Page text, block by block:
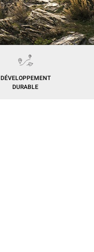
DÉVELOPPEMENT
DURABLE